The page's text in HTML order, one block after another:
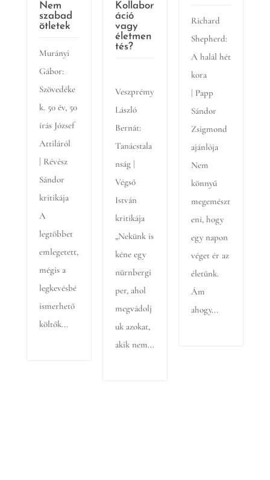
Nem
szabad
ötletek
Murányi
Gábor:
Szövedéke
k. 50 év, 50
írás József
Attiláról
| Révész
Sándor
kritikája
A
legtöbbet
emlegetett,
mégis a
legkevésbé
ismerhető
költők...
Kollabor
áció
vagy
életmen
tés?
Veszprémy
László
Bernát:
Tanácstala
nság |
Végső
István
kritikája
„Nekünk is
kéne egy
nürnbergi
per, ahol
megvádolj
uk azokat,
akik nem...
Richard
Shepherd:
A halál hét
kora
| Papp
Sándor
Zsigmond
ajánlója
Nem
könnyű
megemészt
eni, hogy
egy napon
véget ér az
életünk.
Ám
ahogy...